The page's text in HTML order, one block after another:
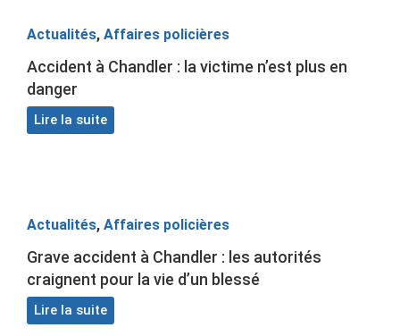
Actualités, Affaires policières
Accident à Chandler : la victime n’est plus en
danger
Lire la suite
Actualités, Affaires policières
Grave accident à Chandler : les autorités
craignent pour la vie d’un blessé
Lire la suite